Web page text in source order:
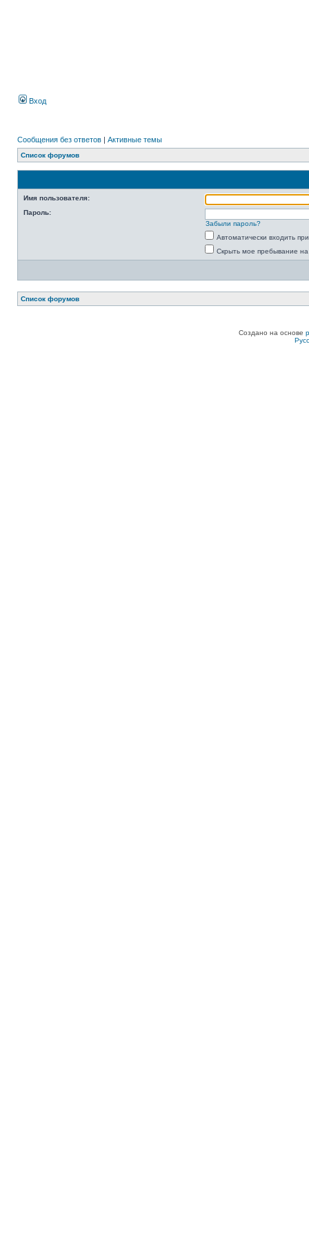
Вход
Сообщения без ответов | Активные темы
Список форумов
Имя пользователя:
Пароль:
Забыли пароль?
Автоматически входить
Скрыть мое пребывание
Список форумов
Создано на основе